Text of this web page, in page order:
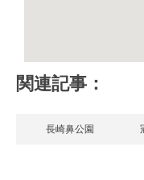
関連記事：
長崎鼻公園